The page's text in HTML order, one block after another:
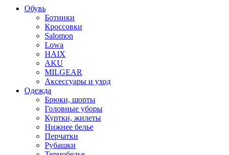
Обувь
Ботинки
Кроссовки
Salomon
Lowa
HAIX
AKU
MILGEAR
Аксессуары и уход
Одежда
Брюки, шорты
Головные уборы
Куртки, жилеты
Нижнее белье
Перчатки
Рубашки